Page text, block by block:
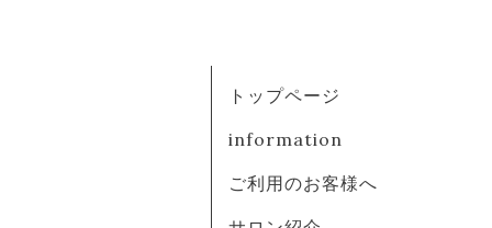
トップページ
information
ご利用のお客様へ